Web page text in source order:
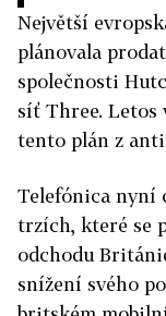
Největší
plánovala
společnosti
síť Three. Letos
tento plán z
Telefónica nyní
trzích, které se
odchodu
snížení svého